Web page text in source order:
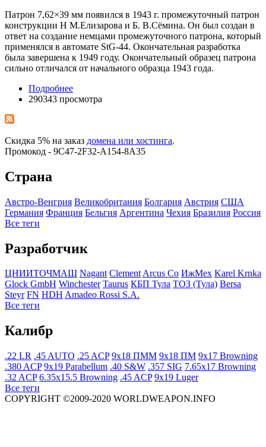
Патрон 7,62×39 мм появился в 1943 г. промежуточный патрон
конструкции Н М.Елизарова и Б. В.Сёмина. Он был создан в
ответ на создание немцами промежуточного патрона, который
применялся в автомате StG-44. Окончательная разработка
была завершена к 1949 году. Окончательный образец патрона
сильно отличался от начального образца 1943 года.
Подробнее
290343 просмотра
Скидка 5% на заказ домена или хостинга.
Промокод - 9C47-2F32-A154-8A35
Страна
Австро-Венгрия Великобритания Болгария Австрия США
Германия Франция Бельгия Аргентина Чехия Бразилия Росcия
Все теги
Разработчик
ЦНИИТОЧМАШ Nagant ClementArcus Co ИжМех Karel Krnka
Glock GmbH Winchester Taurus КБП Тула ТОЗ (Тула) Bersa
Steyr FN HDH Amadeo Rossi S.A.
Все теги
Калибр
.22 LR .45 AUTO .25 ACP 9x18 ПММ 9x18 ПМ 9x17 Browning
.380 ACP 9x19 Parabellum .40 S&W .357 SIG 7.65x17 Browning
.32 ACP 6.35x15.5 Browning .45 ACP 9x19 Luger
Все теги
COPYRIGHT ©2009-2020 WORLDWEAPON.INFO